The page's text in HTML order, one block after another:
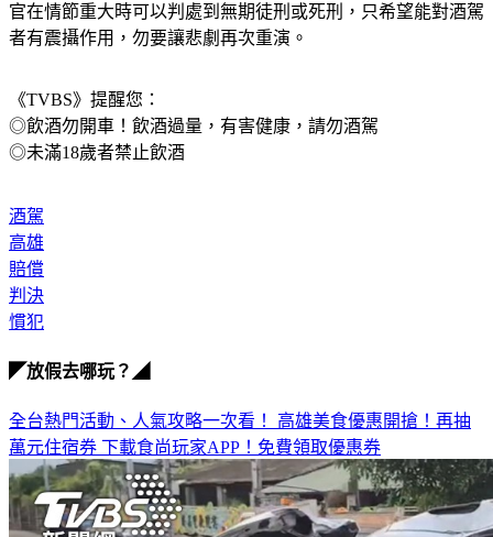
官在情節重大時可以判處到無期徒刑或死刑，只希望能對酒駕
者有震攝作用，勿要讓悲劇再次重演。
《TVBS》提醒您：
◎飲酒勿開車！飲酒過量，有害健康，請勿酒駕
◎未滿18歲者禁止飲酒
酒駕
高雄
賠償
判決
慣犯
◤放假去哪玩？◢
全台熱門活動、人氣攻略一次看！ 高雄美食優惠開搶！再抽
萬元住宿券 下載食尚玩家APP！免費領取優惠券